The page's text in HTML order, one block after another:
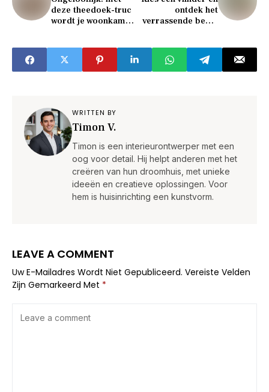
deze theedoek-truc
wordt je woonkamer
kosten)
ontdek het
verrassende beeld
WRITTEN BY
Timon V.
Timon is een interieurontwerper met een
oog voor detail. Hij helpt anderen met het
creëren van hun droomhuis, met unieke
ideeën en creatieve oplossingen. Voor
hem is huisinrichting een kunstvorm.
LEAVE A COMMENT
Uw E-Mailadres Wordt Niet Gepubliceerd. Vereiste Velden
Zijn Gemarkeerd Met *